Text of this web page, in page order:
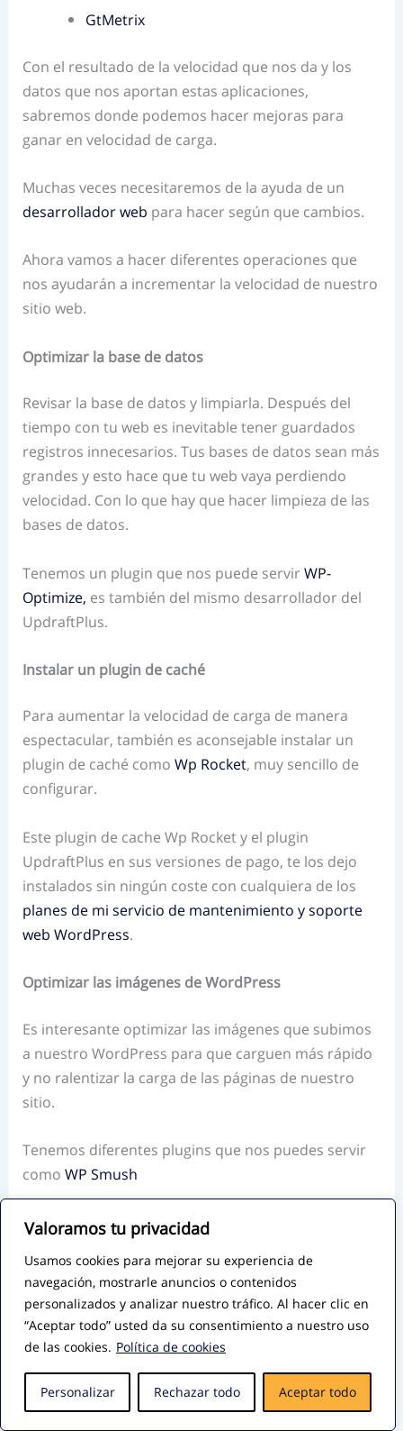
Valoramos tu privacidad
Usamos cookies para mejorar su experiencia de
navegación, mostrarle anuncios o contenidos
personalizados y analizar nuestro tráfico. Al hacer clic en
“Aceptar todo” usted da su consentimiento a nuestro uso
de las cookies. Política de cookies
Personalizar Rechazar todo Aceptar todo
GtMetrix
Con el resultado de la velocidad que nos da y los
datos que nos aportan estas aplicaciones,
sabremos donde podemos hacer mejoras para
ganar en velocidad de carga.
Muchas veces necesitaremos de la ayuda de un
desarrollador web para hacer según que cambios.
Ahora vamos a hacer diferentes operaciones que
nos ayudarán a incrementar la velocidad de nuestro
sitio web.
Optimizar la base de datos
Revisar la base de datos y limpiarla. Después del
tiempo con tu web es inevitable tener guardados
registros innecesarios. Tus bases de datos sean más
grandes y esto hace que tu web vaya perdiendo
velocidad. Con lo que hay que hacer limpieza de las
bases de datos.
Tenemos un plugin que nos puede servirWP-
Optimize, es también del mismo desarrollador del
UpdraftPlus.
Instalar un plugin de caché
Para aumentar la velocidad de carga de manera
espectacular, también es aconsejable instalar un
plugin de caché comoWp Rocket, muy sencillo de
configurar.
Este plugin de cache Wp Rocket y el plugin
UpdraftPlus en sus versiones de pago, te los dejo
instalados sin ningún coste con cualquiera de los
planes de mi servicio de mantenimiento y soporte
web WordPress.
Optimizar las imágenes de WordPress
Es interesante optimizar las imágenes que subimos
a nuestro WordPress para que carguen más rápido
y no ralentizar la carga de las páginas de nuestro
sitio.
Tenemos diferentes plugins que nos puedes servir
comoWP Smush
Revisión de enlaces rotos
Seguramente tendrás un montón de enlaces que
apuntan a otras partes de tu página web y enlaces
externos hacia otras webs.
ya no existan, con lo que un usuario que entra en tu
sitio verá un error 404 de página no existe.